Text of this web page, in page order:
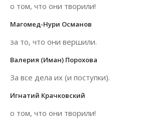
о том, что они творили!
Магомед-Нури Османов
за то, что они вершили.
Валерия (Иман) Порохова
За все дела их (и поступки).
Игнатий Крачковский
о том, что они творили!